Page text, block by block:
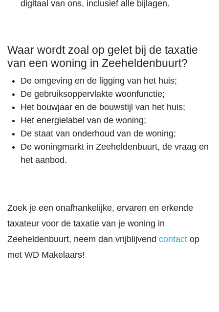
digitaal van ons, inclusief alle bijlagen.
Waar wordt zoal op gelet bij de taxatie
van een woning in Zeeheldenbuurt?
De omgeving en de ligging van het huis;
De gebruiksoppervlakte woonfunctie;
Het bouwjaar en de bouwstijl van het huis;
Het energielabel van de woning;
De staat van onderhoud van de woning;
De woningmarkt in Zeeheldenbuurt, de vraag en
het aanbod.
Zoek je een onafhankelijke, ervaren en erkende
taxateur voor de taxatie van je woning in
Zeeheldenbuurt, neem dan vrijblijvend contact op
met WD Makelaars!